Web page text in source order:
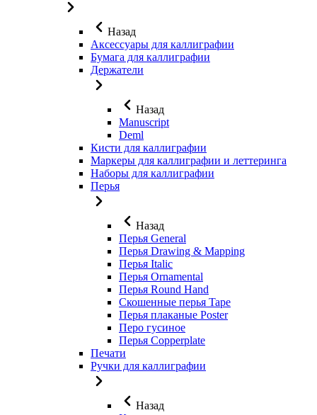
Назад
Аксессуары для каллиграфии
Бумага для каллиграфии
Держатели
Назад
Manuscript
Deml
Кисти для каллиграфии
Маркеры для каллиграфии и леттеринга
Наборы для каллиграфии
Перья
Назад
Перья General
Перья Drawing & Mapping
Перья Italic
Перья Ornamental
Перья Round Hand
Скошенные перья Tape
Перья плаканые Poster
Перо гусиное
Перья Copperplate
Печати
Ручки для каллиграфии
Назад